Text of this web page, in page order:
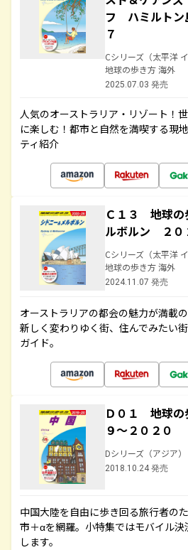
フ ハミルトン
７
Cシリーズ（太平洋
地球の歩き方 海外
2025.07.03 発売
人気のオーストラリア・リゾート！
に楽しむ！都市と自然を満喫する現
ティ紹介
Ｃ１３ 地球
ルボルン ２０
Cシリーズ（太平洋
地球の歩き方 海外
2024.11.07 発売
オーストラリアの都会の魅力が満載
新しく変わりゆく街、住んでみたい
ガイド。
Ｄ０１ 地球
９～２０２０
Dシリーズ（アジア
2018.10.24 発売
中国大陸を自由に歩き回る旅行者の
市＋αを網羅。小特集ではモバイル
します。